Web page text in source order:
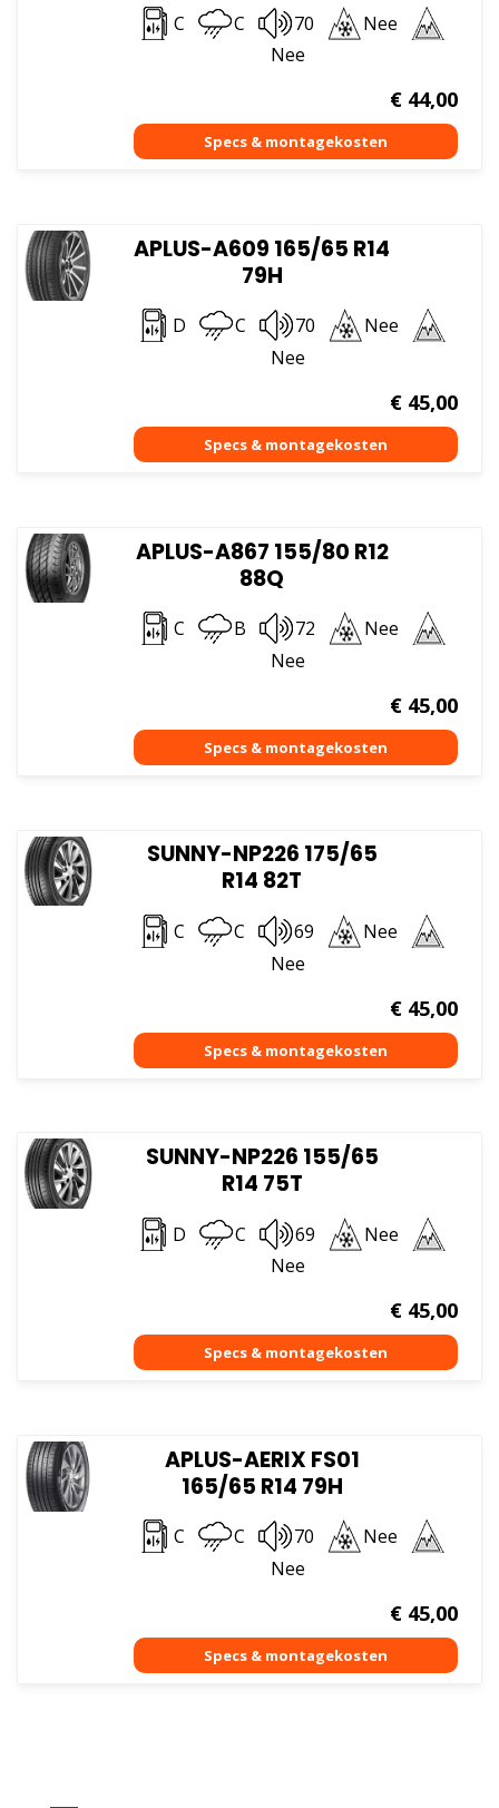
C C 70
Nee
Nee
€44,00
APLUS-A609 165/65 R14
79H
D C 70
Nee
Nee
€45,00
APLUS-A867 155/80 R12
88Q
C B 72
Nee
Nee
€45,00
SUNNY-NP226 175/65
R14 82T
C C 69
Nee
Nee
€45,00
SUNNY-NP226 155/65
R14 75T
D C 69
Nee
Nee
€45,00
APLUS-AERIX FS01
165/65 R14 79H
C C 70
Nee
Nee
€45,00